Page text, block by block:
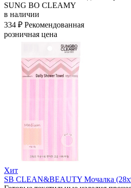
SUNG BO CLEAMY
в наличии
334 ₽ Рекомендованная
розничная цена
Хит
SB CLEAN&BEAUTY Мочалка